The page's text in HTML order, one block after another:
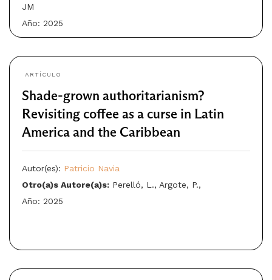
JM
Año: 2025
ARTÍCULO
Shade-grown authoritarianism?
Revisiting coffee as a curse in Latin
America and the Caribbean
Autor(es): Patricio Navia
Otro(a)s Autore(a)s: Perelló, L., Argote, P.,
Año: 2025